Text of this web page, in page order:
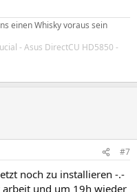
einen Whisky voraus sein
- Asus DirectCU HD5850 -
#7
noch zu installieren -.-
und um 19h wieder